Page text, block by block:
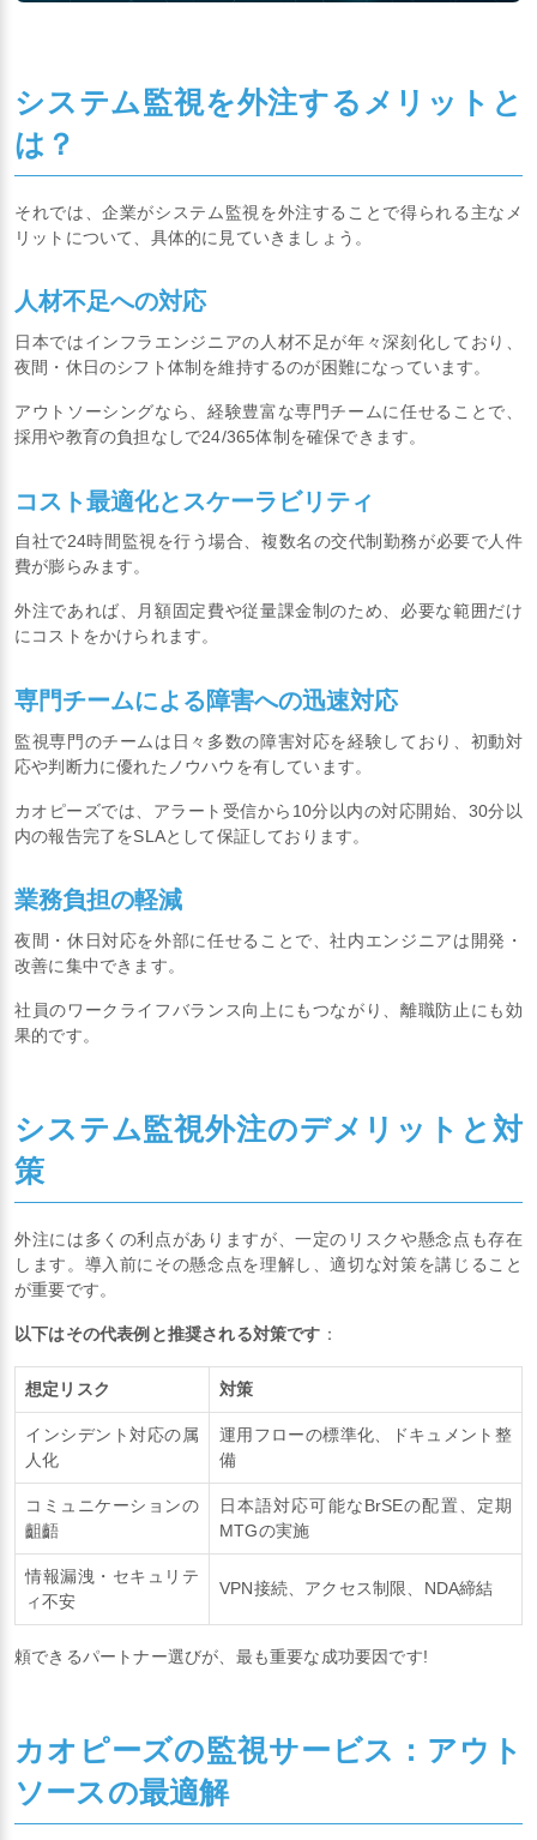
システム監視を外注するメリットと
は？
それでは、企業がシステム監視を外注することで得られる主なメ
リットについて、具体的に見ていきましょう。
人材不足への対応
日本ではインフラエンジニアの人材不足が年々深刻化しており、
夜間・休日のシフト体制を維持するのが困難になっています。
アウトソーシングなら、経験豊富な専門チームに任せることで、
採用や教育の負担なしで24/365体制を確保できます。
コスト最適化とスケーラビリティ
自社で24時間監視を行う場合、複数名の交代制勤務が必要で人件
費が膨らみます。
外注であれば、月額固定費や従量課金制のため、必要な範囲だけ
にコストをかけられます。
専門チームによる障害への迅速対応
監視専門のチームは日々多数の障害対応を経験しており、初動対
応や判断力に優れたノウハウを有しています。
カオピーズでは、アラート受信から10分以内の対応開始、30分以
内の報告完了をSLAとして保証しております。
業務負担の軽減
夜間・休日対応を外部に任せることで、社内エンジニアは開発・
改善に集中できます。
社員のワークライフバランス向上にもつながり、離職防止にも効
果的です。
システム監視外注のデメリットと対
策
外注には多くの利点がありますが、一定のリスクや懸念点も存在
します。導入前にその懸念点を理解し、適切な対策を講じること
が重要です。
以下はその代表例と推奨される対策です ：
想定リスク 対策
インシデント対応の属
人化
運用フローの標準化、ドキュメント整
備
コミュニケーションの
齟齬
日本語対応可能なBrSEの配置、定期
MTGの実施
情報漏洩・セキュリテ
ィ不安
VPN接続、アクセス制限、NDA締結
頼できるパートナー選びが、最も重要な成功要因です!
カオピーズの監視サービス：アウト
ソースの最適解